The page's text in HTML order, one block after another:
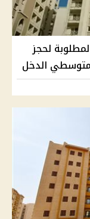
لحجز
الدخل